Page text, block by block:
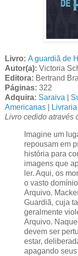
Livro: A guardiã de
Autor(a): Victoria
Editora: Bertrand
Páginas: 322
Adquira: Saraiva
Americanas
Livro cedido através
Imagine um
repousam em
história para
imagens que
ler. Aqui, os
o vasto
Arquivo.
Guardiã, cuja
geralmente
Arquivo.
devem ser
estar,
apagando